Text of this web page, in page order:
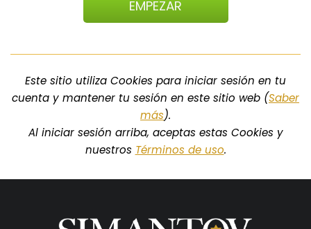
EMPEZAR
Este sitio utiliza Cookies para iniciar sesión en tu
cuenta y mantener tu sesión en este sitio web (Saber
más).
Al iniciar sesión arriba, aceptas estas Cookies y
nuestros Términos de uso.